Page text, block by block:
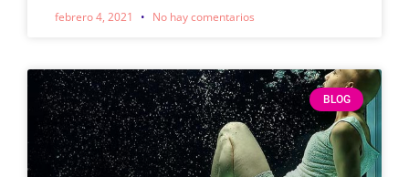
febrero 4, 2021 No hay comentarios
BLOG